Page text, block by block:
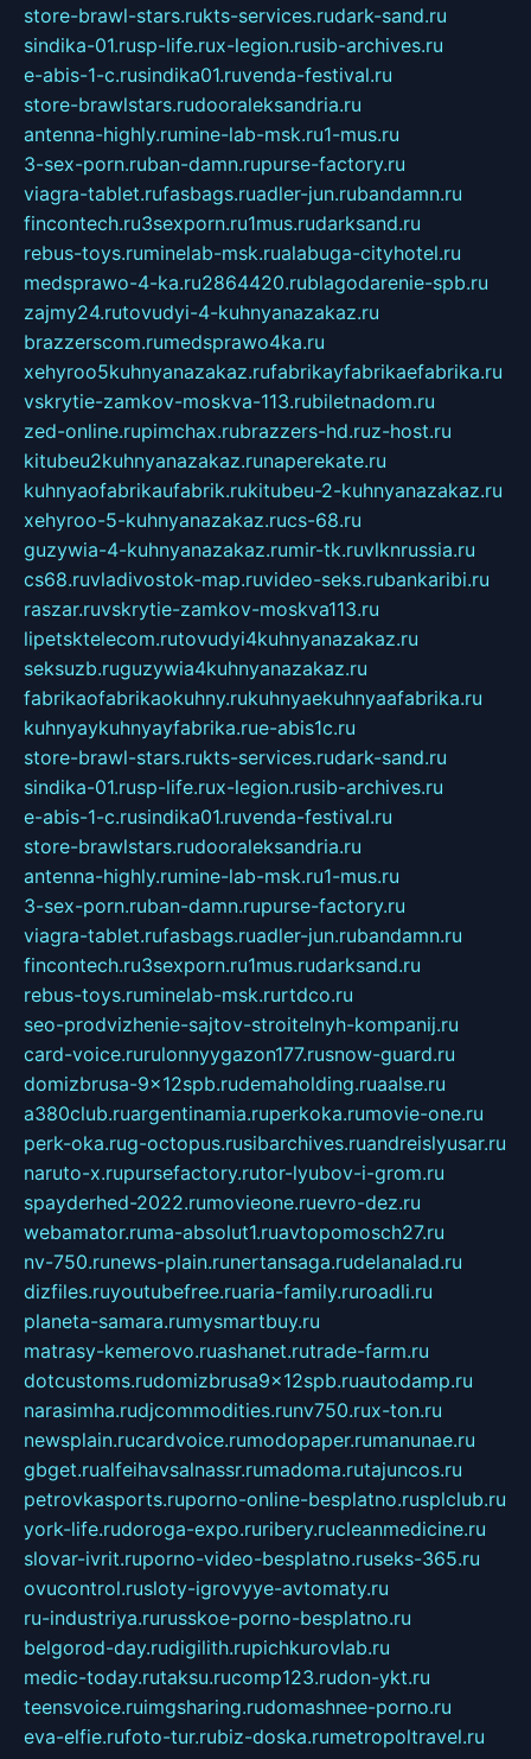
store-brawl-stars.rukts-services.rudark-sand.ru
sindika-01.rusp-life.rux-legion.rusib-archives.ru
e-abis-1-c.rusindika01.ruvenda-festival.ru
store-brawlstars.rudooraleksandria.ru
antenna-highly.rumine-lab-msk.ru1-mus.ru
3-sex-porn.ruban-damn.rupurse-factory.ru
viagra-tablet.rufasbags.ruadler-jun.rubandamn.ru
fincontech.ru3sexporn.ru1mus.rudarksand.ru
rebus-toys.ruminelab-msk.rualabuga-cityhotel.ru
medsprawo-4-ka.ru2864420.rublagodarenie-spb.ru
zajmy24.rutovudyi-4-kuhnyanazakaz.ru
brazzerscom.rumedsprawo4ka.ru
xehyroo5kuhnyanazakaz.rufabrikayfabrikaefabrika.ru
vskrytie-zamkov-moskva-113.rubiletnadom.ru
zed-online.rupimchax.rubrazzers-hd.ruz-host.ru
kitubeu2kuhnyanazakaz.runaperekate.ru
kuhnyaofabrikaufabrik.rukitubeu-2-kuhnyanazakaz.ru
xehyroo-5-kuhnyanazakaz.rucs-68.ru
guzywia-4-kuhnyanazakaz.rumir-tk.ruvlknrussia.ru
cs68.ruvladivostok-map.ruvideo-seks.rubankaribi.ru
raszar.ruvskrytie-zamkov-moskva113.ru
lipetsktelecom.rutovudyi4kuhnyanazakaz.ru
seksuzb.ruguzywia4kuhnyanazakaz.ru
fabrikaofabrikaokuhny.rukuhnyaekuhnyaafabrika.ru
kuhnyaykuhnyayfabrika.rue-abis1c.ru
store-brawl-stars.rukts-services.rudark-sand.ru
sindika-01.rusp-life.rux-legion.rusib-archives.ru
e-abis-1-c.rusindika01.ruvenda-festival.ru
store-brawlstars.rudooraleksandria.ru
antenna-highly.rumine-lab-msk.ru1-mus.ru
3-sex-porn.ruban-damn.rupurse-factory.ru
viagra-tablet.rufasbags.ruadler-jun.rubandamn.ru
fincontech.ru3sexporn.ru1mus.rudarksand.ru
rebus-toys.ruminelab-msk.rurtdco.ru
seo-prodvizhenie-sajtov-stroitelnyh-kompanij.ru
card-voice.rurulonnyygazon177.rusnow-guard.ru
domizbrusa-9x12spb.rudemaholding.ruaalse.ru
a380club.ruargentinamia.ruperkoka.rumovie-one.ru
perk-oka.rug-octopus.rusibarchives.ruandreislyusar.ru
naruto-x.rupursefactory.rutor-lyubov-i-grom.ru
spayderhed-2022.rumovieone.ruevro-dez.ru
webamator.ruma-absolut1.ruavtopomosch27.ru
nv-750.runews-plain.runertansaga.rudelanalad.ru
dizfiles.ruyoutubefree.ruaria-family.ruroadli.ru
planeta-samara.rumysmartbuy.ru
matrasy-kemerovo.ruashanet.rutrade-farm.ru
dotcustoms.rudomizbrusa9x12spb.ruautodamp.ru
narasimha.rudjcommodities.runv750.rux-ton.ru
newsplain.rucardvoice.rumodopaper.rumanunae.ru
gbget.rualfeihavsalnassr.rumadoma.rutajuncos.ru
petrovkasports.ruporno-online-besplatno.rusplclub.ru
york-life.rudoroga-expo.ruribery.rucleanmedicine.ru
slovar-ivrit.ruporno-video-besplatno.ruseks-365.ru
ovucontrol.rusloty-igrovyye-avtomaty.ru
ru-industriya.rurusskoe-porno-besplatno.ru
belgorod-day.rudigilith.rupichkurovlab.ru
medic-today.rutaksu.rucomp123.rudon-ykt.ru
teensvoice.ruimgsharing.rudomashnee-porno.ru
eva-elfie.rufoto-tur.rubiz-doska.rumetropoltravel.ru